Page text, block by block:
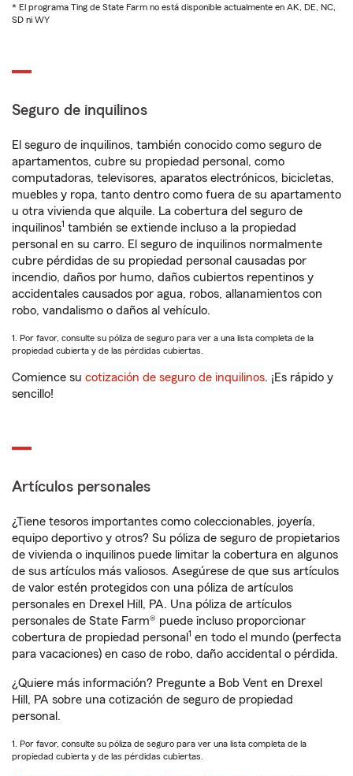
* El programa Ting de State Farm no está disponible actualmente en AK, DE, NC,
SD ni WY
Seguro de inquilinos
El seguro de inquilinos, también conocido como seguro de
apartamentos, cubre su propiedad personal, como
computadoras, televisores, aparatos electrónicos, bicicletas,
muebles y ropa, tanto dentro como fuera de su apartamento
u otra vivienda que alquile. La cobertura del seguro de
inquilinos1 también se extiende incluso a la propiedad
personal en su carro. El seguro de inquilinos normalmente
cubre pérdidas de su propiedad personal causadas por
incendio, daños por humo, daños cubiertos repentinos y
accidentales causados por agua, robos, allanamientos con
robo, vandalismo o daños al vehículo.
1. Por favor, consulte su póliza de seguro para ver a una lista completa de la
propiedad cubierta y de las pérdidas cubiertas.
Comience su cotización de seguro de inquilinos. ¡Es rápido y
sencillo!
Artículos personales
¿Tiene tesoros importantes como coleccionables, joyería,
equipo deportivo y otros? Su póliza de seguro de propietarios
de vivienda o inquilinos puede limitar la cobertura en algunos
de sus artículos más valiosos. Asegúrese de que sus artículos
de valor estén protegidos con una póliza de artículos
personales en Drexel Hill, PA. Una póliza de artículos
personales de State Farm® puede incluso proporcionar
cobertura de propiedad personal 1 en todo el mundo (perfecta
para vacaciones) en caso de robo, daño accidental o pérdida.
¿Quiere más información? Pregunte a Bob Vent en Drexel
Hill, PA sobre una cotización de seguro de propiedad
personal.
1. Por favor, consulte su póliza de seguro para ver una lista completa de la
propiedad cubierta y de las pérdidas cubiertas.